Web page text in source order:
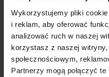
Wykorzystujemy pliki
i reklam, aby oferować
analizować ruch w naszej
korzystasz z naszej
społecznościowym,
Partnerzy mogą połączyć
powiadom o
dostępności